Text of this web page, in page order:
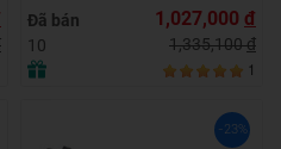
Đã bán
10
1,027,000 đ
1,335,100đ
1
-23%